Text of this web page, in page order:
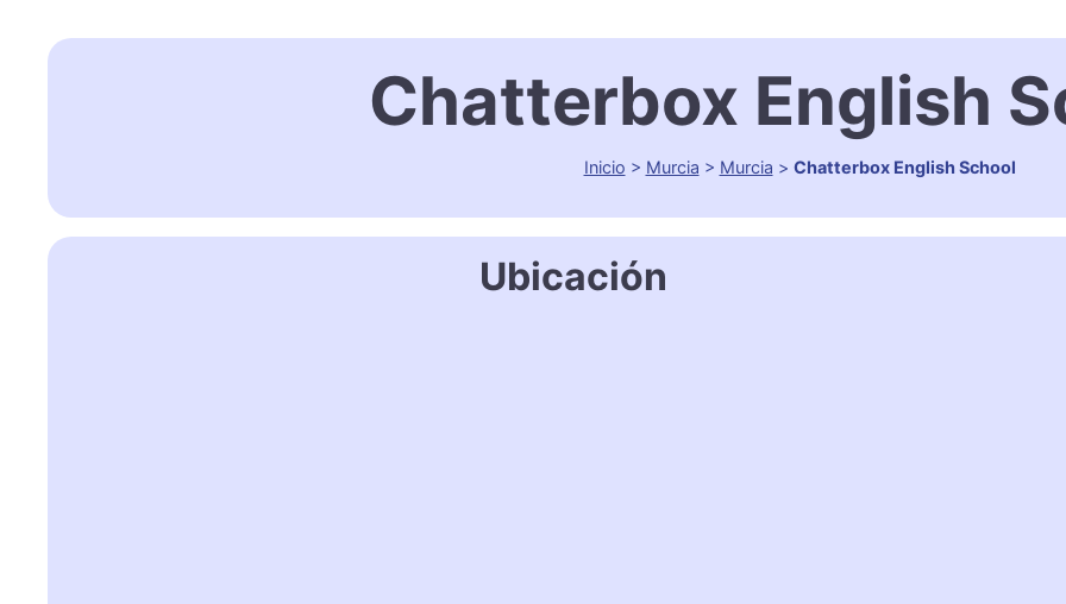
Chatterbox English
Inicio > Murcia > Murcia > Chatterbox English School
Ubicación